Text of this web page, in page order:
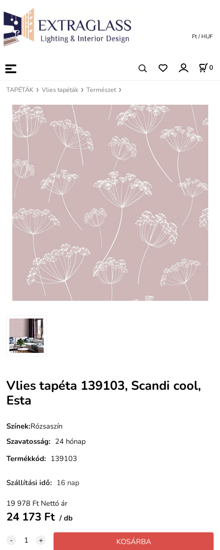
0
Ft / HUF
TAPÉTÁK Vlies tapéták Természet
Vlies tapéta 139103, Scandi cool,
Esta
Színek:Rózsaszín
Szavatosság: 24 hónap
Termékkód: 139103
Szállítási idő: 16 nap
19 978 Ft Nettó ár
24 173 Ft db